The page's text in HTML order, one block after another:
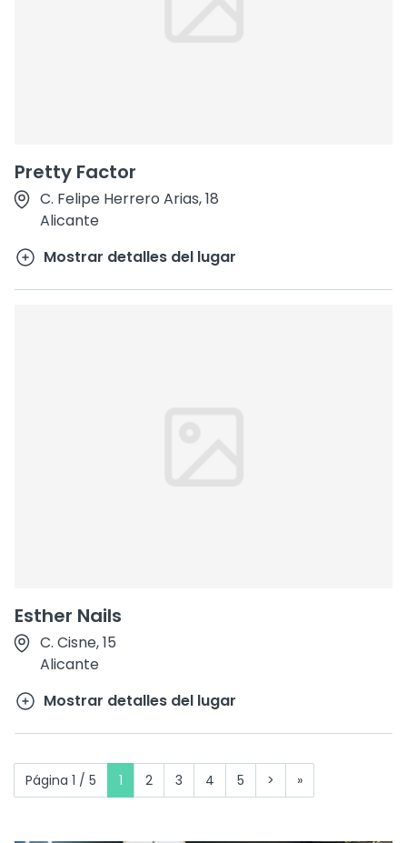
Pretty Factor
C. Felipe Herrero Arias, 18
Alicante
Mostrar detalles del lugar
Esther Nails
C. Cisne, 15
Alicante
Mostrar detalles del lugar
Página 1 / 5 1 2 3 4 5 > »